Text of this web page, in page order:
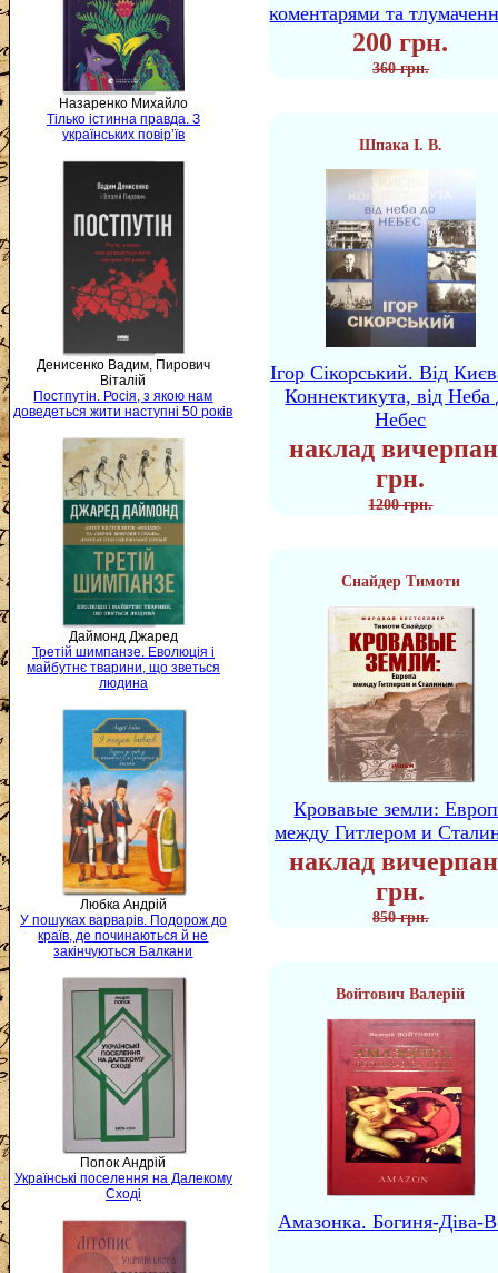
Назаренко Михайло
Тілько істинна правда. З
українських повір’їв
Денисенко Вадим, Пирович
Віталій
Постпутін. Росія, з якою нам
доведеться жити наступні 50 років
Даймонд Джаред
Третій шимпанзе. Еволюція і
майбутнє тварини, що зветься
людина
Любка Андрій
У пошуках варварів. Подорож до
країв, де починаються й не
закінчуються Балкани
Попок Андрій
Українські поселення на Далекому
Сході
коментарями та
200 грн.
360 грн.
Шпака І. В.
Ігор Сікорський. Від
Коннектикута, від Неба
Небес
наклад
грн.
1200 грн.
Снайдер Тимоти
Кровавые земли:
между Гитлером и
наклад
грн.
850 грн.
Войтович Валерій
Амазонка. Богиня-Діва-